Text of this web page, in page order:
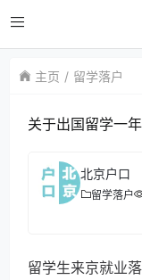
主页 留学落户
关于出国留学一
北京户口
留学落户
留学生来京就业